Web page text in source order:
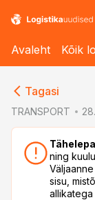
Avaleht Kõik
Tagasi
TRANSPORT
ning
sisu,
allikatega